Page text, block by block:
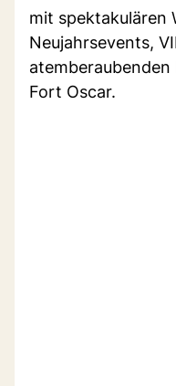
mit spektakulären
Neujahrsevents,
Fort Oscar.